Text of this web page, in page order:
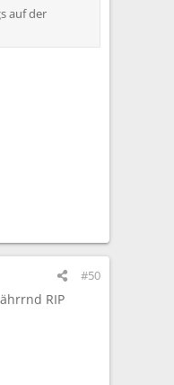
auf der
#50
RIP